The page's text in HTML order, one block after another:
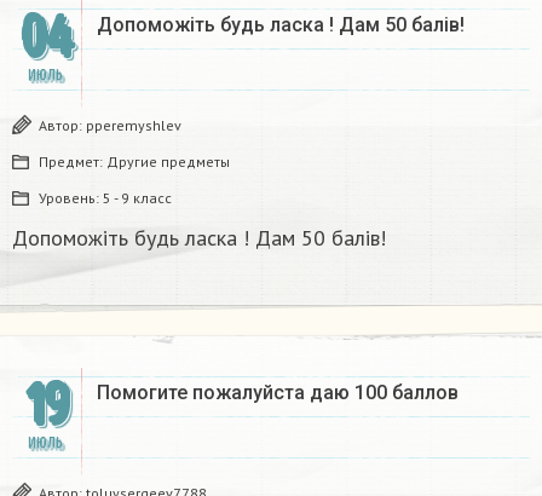
04
ИЮЛЬ
Допоможіть будь ласка ! Дам 50 балів!
Автор: pperemyshlev
Предмет: Другие предметы
Уровень: 5 - 9 класс
Допоможіть будь ласка ! Дам 50 балів!
19
ИЮЛЬ
Помогите пожалуйста даю 100 баллов​